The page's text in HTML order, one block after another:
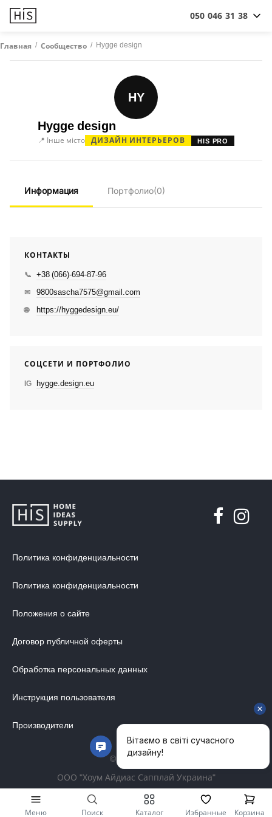
050 046 31 38
Главная / Сообщество / Hygge design
HY
Hygge design
📍 Інше місто ДИЗАЙН ИНТЕРЬЕРОВ HIS PRO
Информация Портфолио(0)
КОНТАКТЫ
📞 +38 (066)-694-87-96
✉ 9800sascha7575@gmail.com
🌐 https://hyggedesign.eu/
СОЦСЕТИ И ПОРТФОЛИО
IG hygge.design.eu
Политика конфиденциальности
Политика конфиденциальности
Положения о сайте
Договор публичной оферты
Обработка персональных данных
Инструкция пользователя
Производители
© 2014-2026
ООО "Хоум Айдиас Сапплай Украина"
Меню Поиск Каталог Избранные Корзина